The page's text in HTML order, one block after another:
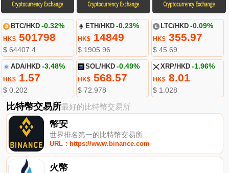
BTC/HKD -0.32%
HK$501798
$ 64407.4
ETH/HKD -0.23%
HK$ 14849
$ 1905.96
LTC/HKD -0.09%
HK$355.97
$ 45.69
ADA/HKD -3.48%
HK$1.57
$ 0.202
SOL/HKD -0.49%
HK$ 568.57
$ 72.978
XRP/HKD -1.96%
HK$8.01
$ 1.028
比特幣交易所最好的比特幣交易所
幣安
世界排名第一的比特幣交易所
URL：https://www.binance.com
火幣